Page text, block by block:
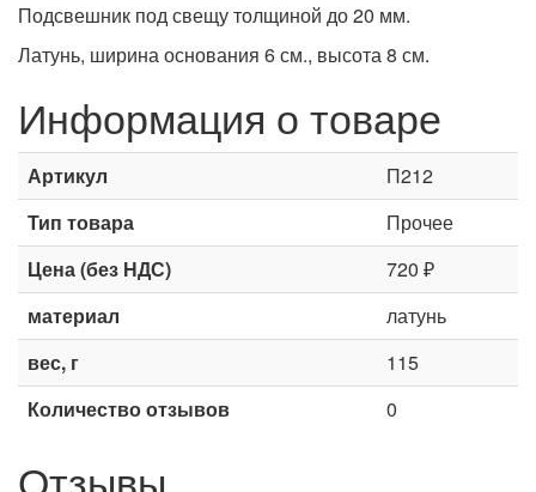
Подсвешник под свещу толщиной до 20 мм.
Латунь, ширина основания 6 см., высота 8 см.
Информация о товаре
Артикул
П212
Тип товара
Прочее
Цена (без НДС)
720 ₽
материал
латунь
вес, г
115
Количество отзывов
0